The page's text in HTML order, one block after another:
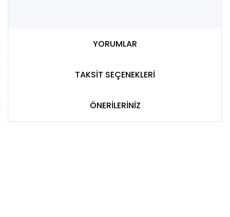
YORUMLAR
TAKSİT SEÇENEKLERİ
ÖNERİLERİNİZ